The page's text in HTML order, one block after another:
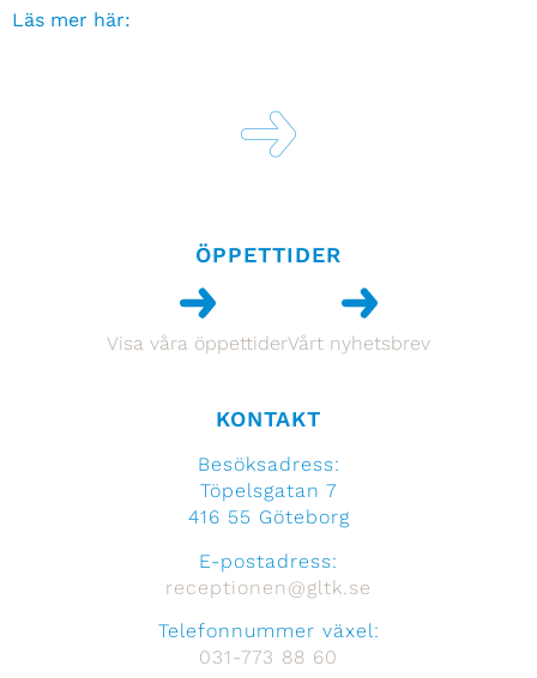
Läs mer här:
ÖPPETTIDER
Visa våra öppettiderVårt nyhetsbrev
KONTAKT
Besöksadress:
Töpelsgatan 7
416 55 Göteborg
E-postadress:
receptionen@gltk.se
Telefonnummer växel:
031-773 88 60